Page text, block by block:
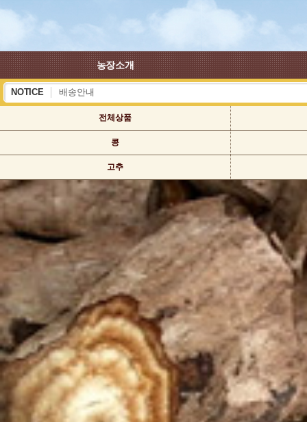
농장소개
NOTICE
하계 휴가 배송안내
배송안내
전체상품
콩
고추